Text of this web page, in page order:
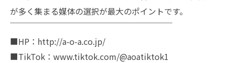
が多く集まる媒体の選択が最大のポイントです。
￣￣￣￣￣￣￣￣￣￣￣￣￣￣￣￣￣￣￣￣
■HP：http://a-o-a.co.jp/
■TikTok：www.tiktok.com/@aoatiktok1